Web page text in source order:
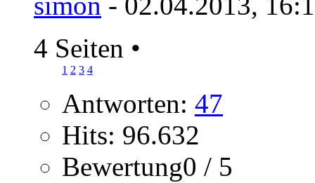
4 Seiten •
1 2 3 4
Antworten: 47
Hits: 96.632
Bewertung0 / 5